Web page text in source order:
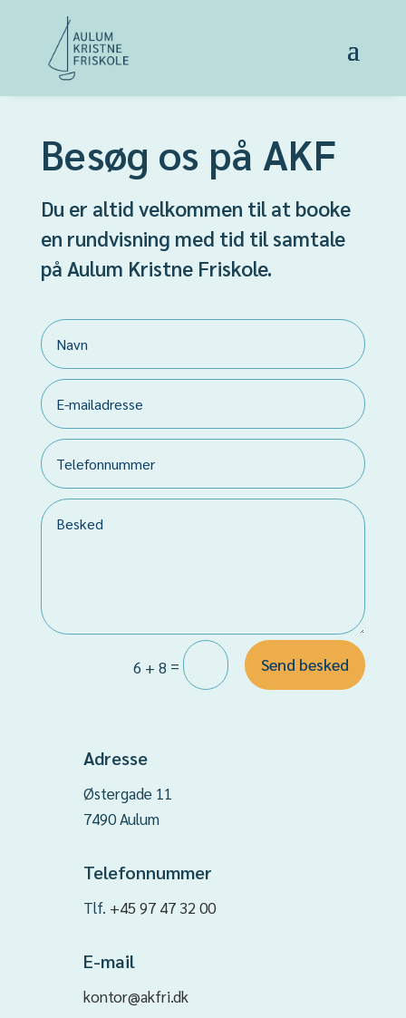
Besøg os på AKF
Du er altid velkommen til at booke
en rundvisning med tid til samtale
på Aulum Kristne Friskole.
6 + 8 = Send besked
Adresse
Østergade 11
7490 Aulum
Telefonnummer
Tlf. +45 97 47 32 00
E-mail
kontor@akfri.dk